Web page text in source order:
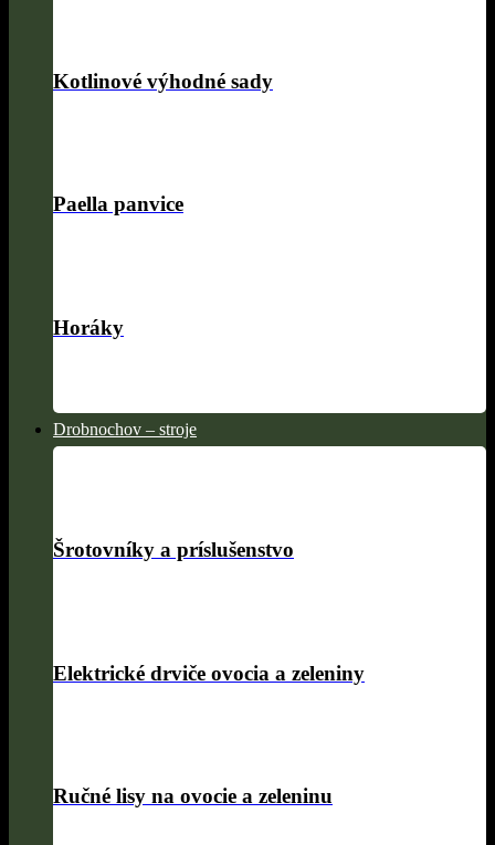
Kotlinové výhodné sady
Paella panvice
Horáky
Drobnochov – stroje
Šrotovníky a príslušenstvo
Elektrické drviče ovocia a zeleniny
Ručné lisy na ovocie a zeleninu